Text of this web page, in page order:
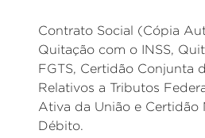
Contrato Social (Cópia
Quitação com o INSS,
FGTS, Certidão Conjunta
Relativos a Tributos
Ativa da União e Certidão
Débito.